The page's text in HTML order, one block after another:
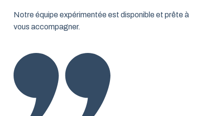
Notre équipe expérimentée est disponible et prête à
vous accompagner.